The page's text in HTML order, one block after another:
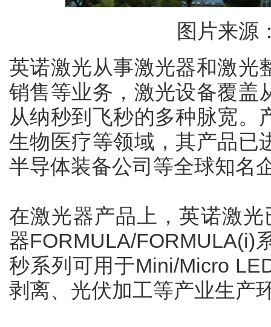
图片来源
英诺激光从事激光器和激光
销售等业务，激光设备覆盖
从纳秒到飞秒的多种脉宽。
生物医疗等领域，其产品已
半导体装备公司等全球知名
在激光器产品上，英诺激
器FORMULA/FORMULA(i)
秒系列可用于Mini/Micro
剥离、光伏加工等产业生产